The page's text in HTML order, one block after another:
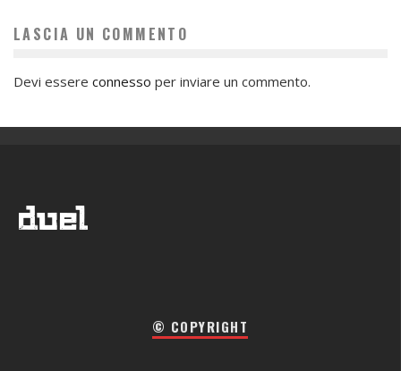
LASCIA UN COMMENTO
Devi essere connesso per inviare un commento.
© COPYRIGHT